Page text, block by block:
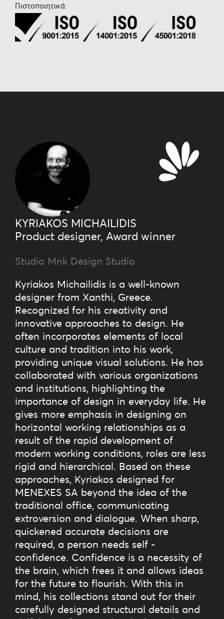
Πιστοποιητικά:
KYRIAKOS MICHAILIDIS
Product designer, Award winner
Studio Mnk Design Studio
Kyriakos Michailidis is a well-known
designer from Xanthi, Greece.
Recognized for his creativity and
innovative approaches to design. He
often incorporates elements of local
culture and tradition into his work,
providing unique visual solutions. He has
collaborated with various organizations
and institutions, highlighting the
importance of design in everyday life. He
gives more emphasis in designing on
horizontal working relationships as a
result of the rapid development of
modern working conditions, roles are less
rigid and hierarchical. Based on these
approaches, Kyriakos designed for
MENEXES SA beyond the idea of the
traditional office, communicating
extroversion and dialogue. When sharp,
quickened accurate decisions are
required, a person needs self -
confidence. Confidence is a necessity of
the brain, which frees it and allows ideas
for the future to flourish. With this in
mind, his collections stand out for their
carefully designed structural details and